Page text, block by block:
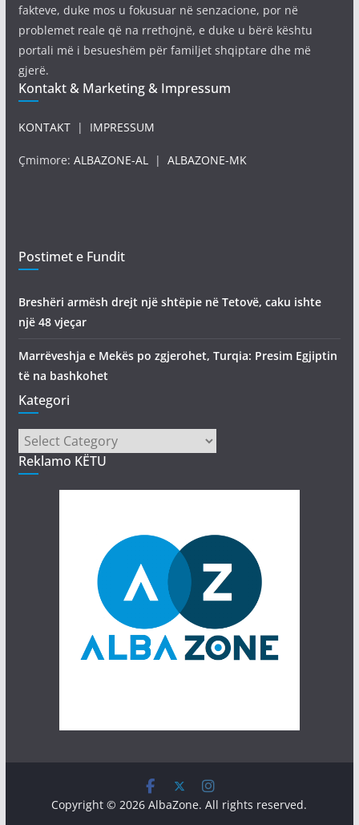
fakteve, duke mos u fokusuar në senzacione, por në
problemet reale që na rrethojnë, e duke u bërë kështu
portali më i besueshëm për familjet shqiptare dhe më
gjerë.
Kontakt & Marketing & Impressum
KONTAKT| IMPRESSUM
Çmimore: ALBAZONE-AL | ALBAZONE-MK
Postimet e Fundit
Breshëri armësh drejt një shtëpie në Tetovë, caku ishte
një 48 vjeçar
Marrëveshja e Mekës po zgjerohet, Turqia: Presim Egjiptin
të na bashkohet
Kategori
Kategori
Reklamo KËTU